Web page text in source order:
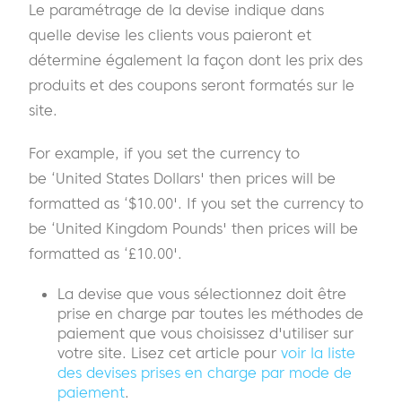
Le paramétrage de la devise indique dans
quelle devise les clients vous paieront et
détermine également la façon dont les prix des
produits et des coupons seront formatés sur le
site.
For example, if you set the currency to
be ‘United States Dollars' then prices will be
formatted as ‘$10.00'. If you set the currency to
be ‘United Kingdom Pounds' then prices will be
formatted as ‘£10.00'.
La devise que vous sélectionnez doit être
prise en charge par toutes les méthodes de
paiement que vous choisissez d'utiliser sur
votre site. Lisez cet article pour voir la liste
des devises prises en charge par mode de
paiement.